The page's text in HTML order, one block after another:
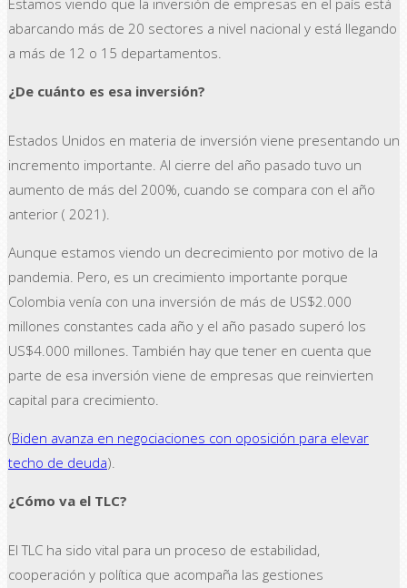
abarcando más de 20 sectores a nivel nacional y está llegando
a más de 12 o 15 departamentos.
¿De cuánto es esa inversión?
Estados Unidos en materia de inversión viene presentando un
incremento importante. Al cierre del año pasado tuvo un
aumento de más del 200%, cuando se compara con el año
anterior ( 2021).
Aunque estamos viendo un decrecimiento por motivo de la
pandemia. Pero, es un crecimiento importante porque
Colombia venía con una inversión de más de US$2.000
millones constantes cada año y el año pasado superó los
US$4.000 millones. También hay que tener en cuenta que
parte de esa inversión viene de empresas que reinvierten
capital para crecimiento.
(Biden avanza en negociaciones con oposición para elevar
techo de deuda).
¿Cómo va el TLC?
El TLC ha sido vital para un proceso de estabilidad,
cooperación y política que acompaña las gestiones